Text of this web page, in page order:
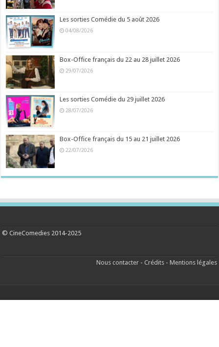
Les sorties Comédie du 5 août 2026
04/08/2026
Box-Office français du 22 au 28 juillet 2026
29/07/2026
Les sorties Comédie du 29 juillet 2026
28/07/2026
Box-Office français du 15 au 21 juillet 2026
22/07/2026
© CineComedies 2014-2025
Nous contacter- Crédits- Mentions légales